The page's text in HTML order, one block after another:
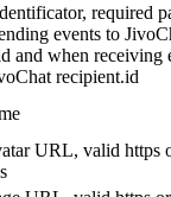
required
events to
and when receiving
recipient.id
URL, valid https